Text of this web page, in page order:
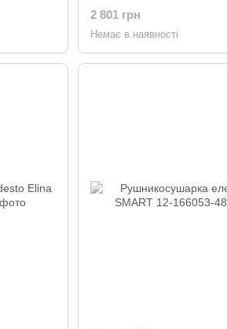
2 801 грн
Немає в наявності